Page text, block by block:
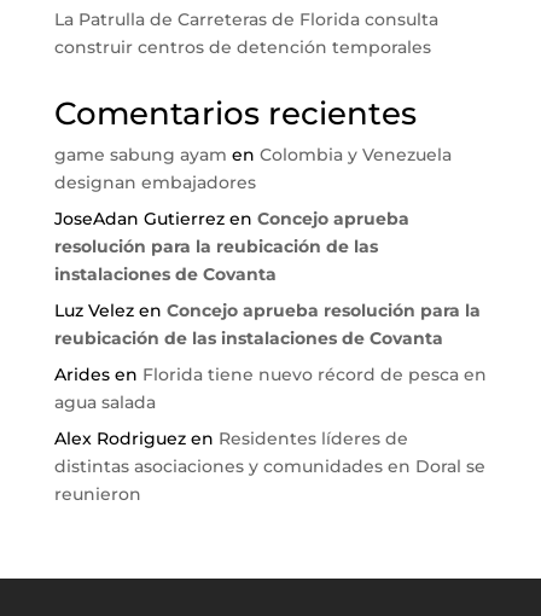
La Patrulla de Carreteras de Florida consulta
construir centros de detención temporales
Comentarios recientes
game sabung ayam en Colombia y Venezuela
designan embajadores
JoseAdan Gutierrezen Concejo aprueba
resolución para la reubicación de las
instalaciones de Covanta
Luz Velezen Concejo aprueba resolución para la
reubicación de las instalaciones de Covanta
Aridesen Florida tiene nuevo récord de pesca en
agua salada
Alex Rodriguezen Residentes líderes de
distintas asociaciones y comunidades en Doral se
reunieron